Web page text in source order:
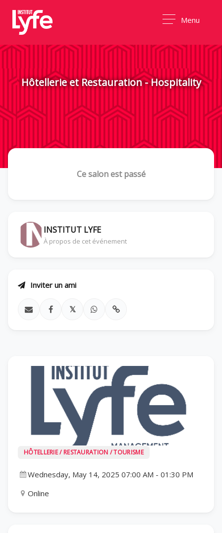
Menu
Hôtellerie et Restauration - Hospitality
HÔTELLERIE / RESTAURATION / TOURISME
Wednesday, May 14, 2025 07:00 AM - 01:30 PM
Online
Ce salon est passé
INSTITUT LYFE
À propos de cet événement
Inviter un ami
𝕏